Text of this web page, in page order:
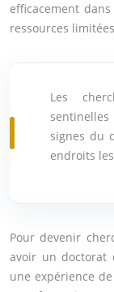
efficacement
ressources
Les
signes du
endroits
Pour devenir
avoir un doctorat
une expérience